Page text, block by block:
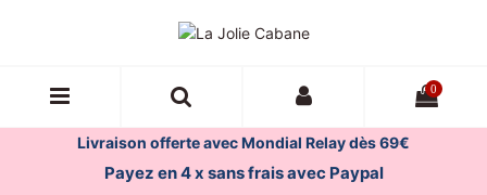
0
Livraison offerte avec Mondial Relay dès 69€
Payez en 4 x sans frais avec Paypal